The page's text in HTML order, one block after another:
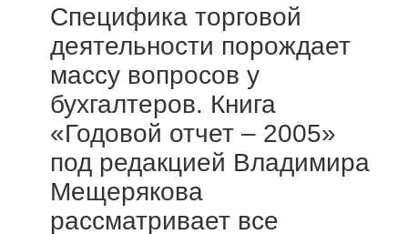
Специфика торговой
деятельности порождает
массу вопросов у
бухгалтеров. Книга
«Годовой отчет – 2005»
под редакцией Владимира
Мещерякова
рассматривает все